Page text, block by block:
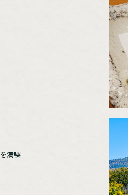
満喫